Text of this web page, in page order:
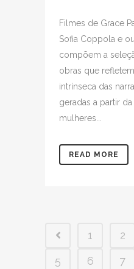
Filmes de Grace
Sofia Coppola e
compõem a
obras que
intrínseca das
geradas a partir
mulheres...
READ MORE
1 2
5
6 7